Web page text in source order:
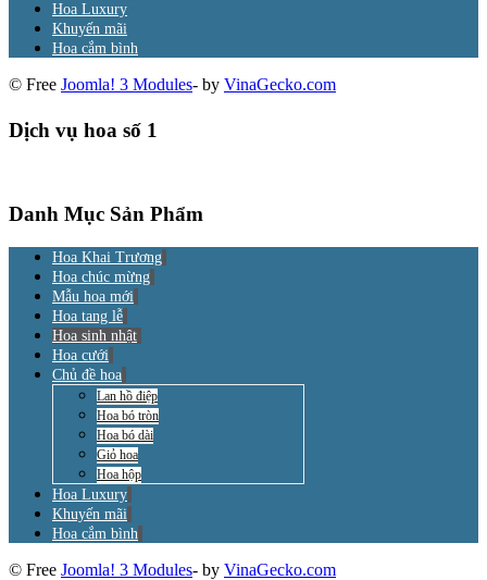
Hoa Luxury
Khuyến mãi
Hoa cắm bình
© Free Joomla! 3 Modules- by VinaGecko.com
Dịch vụ hoa số 1
Danh Mục Sản Phẩm
Hoa Khai Trương
Hoa chúc mừng
Mẫu hoa mới
Hoa tang lễ
Hoa sinh nhật
Hoa cưới
Chủ đề hoa
Lan hồ điệp
Hoa bó tròn
Hoa bó dài
Giỏ hoa
Hoa hộp
Hoa Luxury
Khuyến mãi
Hoa cắm bình
© Free Joomla! 3 Modules- by VinaGecko.com